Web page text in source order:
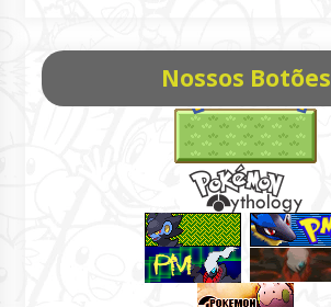
Nossos Botões